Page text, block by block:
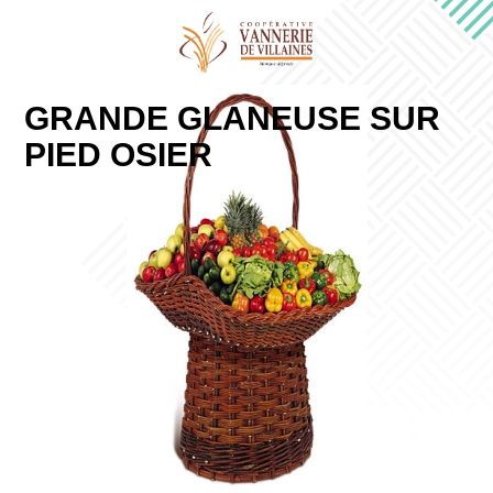
GRANDE GLANEUSE SUR
PIED OSIER